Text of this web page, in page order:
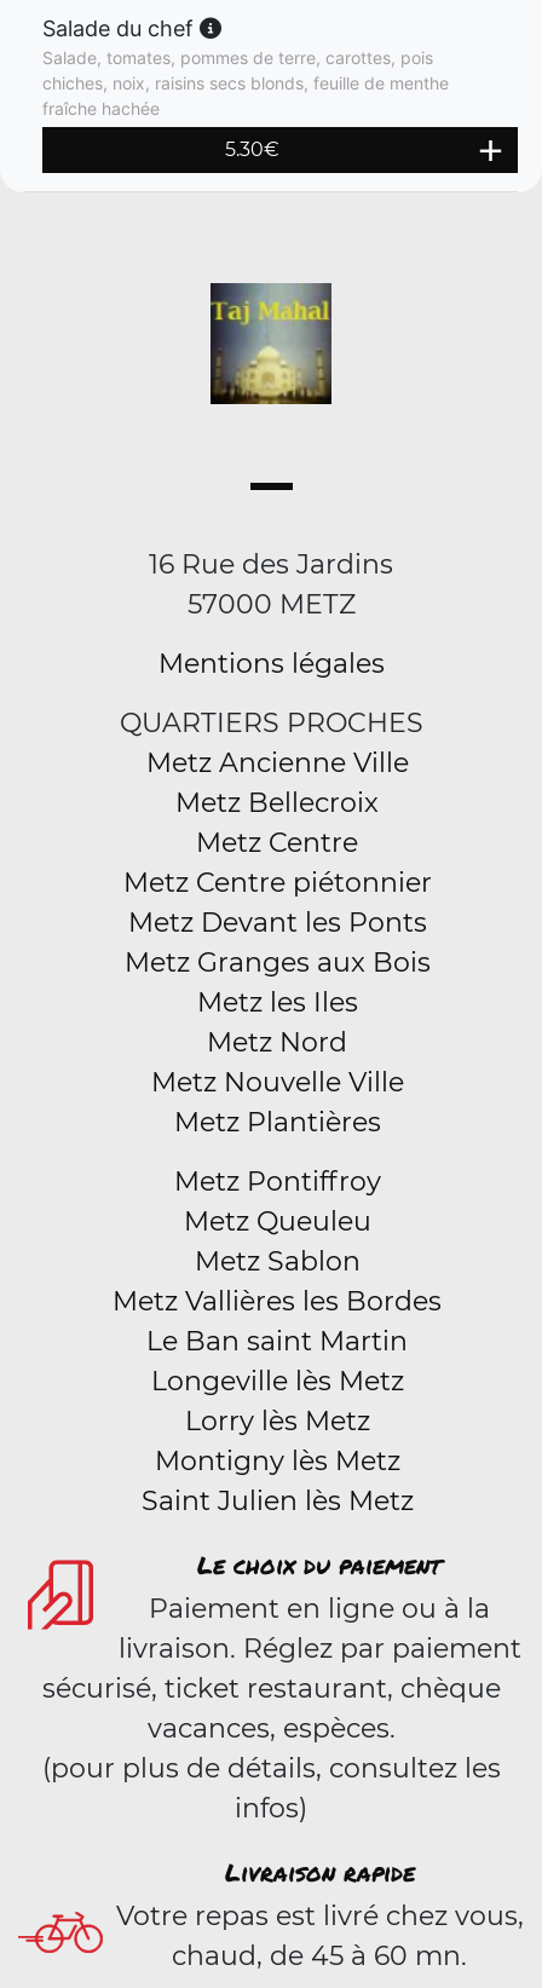
Salade du chef
Salade, tomates, pommes de terre, carottes, pois
chiches, noix, raisins secs blonds, feuille de menthe
fraîche hachée
5.30€
16 Rue des Jardins
57000 METZ
Mentions légales
QUARTIERS PROCHES
Metz Ancienne Ville
Metz Bellecroix
Metz Centre
Metz Centre piétonnier
Metz Devant les Ponts
Metz Granges aux Bois
Metz les Iles
Metz Nord
Metz Nouvelle Ville
Metz Plantières
Metz Pontiffroy
Metz Queuleu
Metz Sablon
Metz Vallières les Bordes
Le Ban saint Martin
Longeville lès Metz
Lorry lès Metz
Montigny lès Metz
Saint Julien lès Metz
Le choix du paiement
Paiement en ligne ou à la
livraison. Réglez par paiement
sécurisé, ticket restaurant, chèque
vacances, espèces.
(pour plus de détails, consultez les
infos)
Livraison rapide
Votre repas est livré chez vous,
chaud, de 45 à 60 mn.